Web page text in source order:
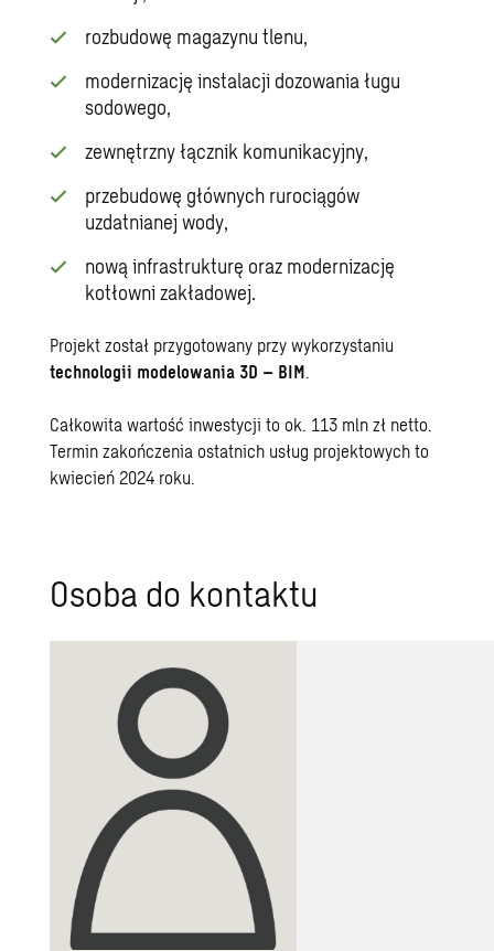
rozbudowę magazynu tlenu,
modernizację instalacji dozowania ługu
sodowego,
zewnętrzny łącznik komunikacyjny,
przebudowę głównych rurociągów
uzdatnianej wody,
nową infrastrukturę oraz modernizację
kotłowni zakładowej.
Projekt został przygotowany przy wykorzystaniu
technologii modelowania 3D – BIM.
Całkowita wartość inwestycji to ok. 113 mln zł netto.
Termin zakończenia ostatnich usług projektowych to
kwiecień 2024 roku.
Osoba do kontaktu